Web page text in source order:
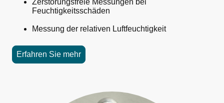
Feuchtigkeits­schäden
Messung der relativen Luftfeuchtigkeit
Erfahren Sie mehr